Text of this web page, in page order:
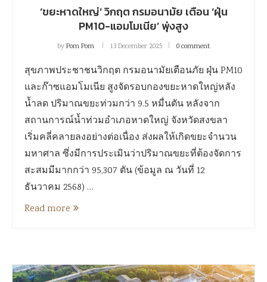
‘ขยะหาดใหญ่’ วิกฤต กรมอนามัย เตือน ‘ฝุ่น
PM10-แอมโมเนีย’ พุ่งสูง
byPom Pom 13 December 2025 0 comment
สุขภาพประชาชนวิกฤต กรมอนามัยเตือนภัย ฝุ่น PM10
และก๊าซแอมโมเนีย สูงจัดรอบกองขยะหาดใหญ่หลัง
น้ำลด ปริมาณขยะท่วมกว่า 9.5 หมื่นตัน หลังจาก
สถานการณ์น้ำท่วมอำเภอหาดใหญ่ จังหวัดสงขลา
เริ่มคลี่คลายลงอย่างต่อเนื่อง ส่งผลให้เกิดขยะจำนวน
มหาศาล ซึ่งมีการประเมินว่าปริมาณขยะที่ต้องจัดการ
สะสมมีมากกว่า 95,307 ตัน (ข้อมูล ณ วันที่ 12
ธันวาคม 2568) …
Read more